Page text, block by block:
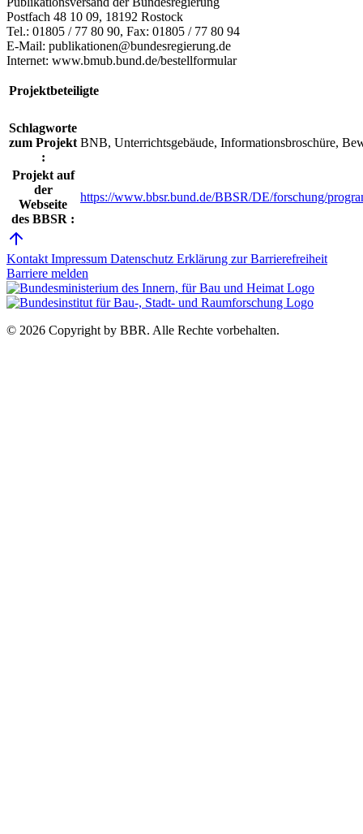
Postfach 48 10 09, 18192 Rostock
Tel.: 01805 / 77 80 90, Fax: 01805 / 77 80 94
E-Mail: publikationen@bundesregierung.de
Internet: www.bmub.bund.de/bestellformular
Projektbeteiligte
Schlagworte
zum Projekt
:
BNB, Unterrichtsgebäude, Informationsbroschüre,
Projekt auf
der
Webseite
des BBSR :
https://www.bbsr.bund.de/BBSR/DE/forschung/
Kontakt Impressum Datenschutz Erklärung zur Barrierefreiheit
Barriere melden
© 2026 Copyright by BBR. Alle Rechte vorbehalten.